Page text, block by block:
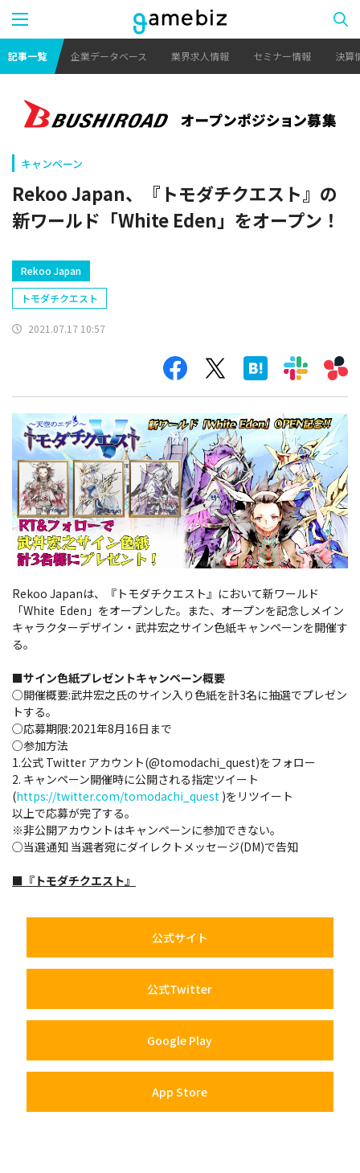
記事一覧 企業データベース 業界求人情報 セミナー情報 決算
キャンペーン
Rekoo Japan、『トモダチクエスト』の
新ワールド「White Eden」をオープン！
Rekoo Japan
トモダチクエスト
2021.07.17 10:57
Rekoo Japanは、『トモダチクエスト』において新ワールド
「White Eden」をオープンした。また、オープンを記念しメイン
キャラクターデザイン・武井宏之サイン色紙キャンペーンを開催す
る。
■サイン色紙プレゼントキャンペーン概要
○開催概要:武井宏之氏のサイン入り色紙を計3名に抽選でプレゼン
トする。
○応募期限:2021年8月16日まで
○参加方法
1.公式 Twitter アカウント(@tomodachi_quest)をフォロー
2. キャンペーン開催時に公開される指定ツイート
(https://twitter.com/tomodachi_quest )をリツイート
以上で応募が完了する。
※非公開アカウントはキャンペーンに参加できない。
○当選通知 当選者宛にダイレクトメッセージ(DM)で告知
■『トモダチクエスト』
公式サイト
公式Twitter
Google Play
App Store